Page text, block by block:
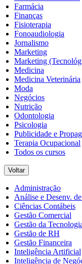
Farmácia
Finanças
Fisioterapia
Fonoaudiologia
Jornalismo
Marketing
Marketing
Medicina
Medicina Veterinária
Moda
Negócios
Nutrição
Odontologia
Psicologia
Publicidade e
Terapia Ocupacional
Todos os cursos
Voltar
Administração
Análise e Desenv.
Ciências Contábeis
Gestão Comercial
Gestão da
Gestão de RH
Gestão Financeira
Inteligência Artificial
Inteligência de